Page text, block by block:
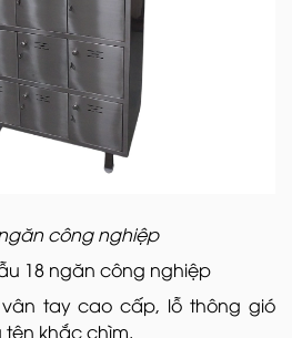
công nghiệp
18 ngăn công nghiệp
vân tay cao cấp, lỗ thông gió
khắc chìm.